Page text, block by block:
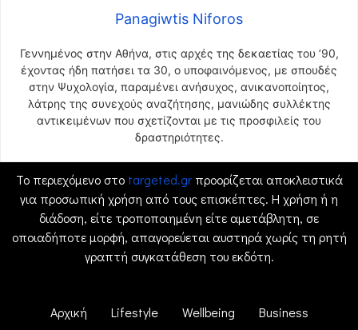
Panagiwtis Niforos
Γεννημένος στην Αθήνα, στις αρχές της δεκαετίας του ’90,
έχοντας ήδη πατήσει τα 30, ο υποφαινόμενος, με σπουδές
στην Ψυχολογία, παραμένει ανήσυχος, ανικανοποίητος,
λάτρης της συνεχούς αναζήτησης, μανιώδης συλλέκτης
αντικειμένων που σχετίζονται με τις προσφιλείς του
δραστηριότητες.
Το περιεχόμενο στο targeted.grπροορίζεται αποκλειστικά
για προσωπική χρήση από τους επισκέπτες. Η χρήση ή η
διάδοση, είτε τροποποιημένη είτε αμετάβλητη, σε
οποιαδήποτε μορφή, απαγορεύεται αυστηρά χωρίς τη ρητή
γραπτή συγκατάθεση του εκδότη.
Αρχική Lifestyle Wellbeing Business